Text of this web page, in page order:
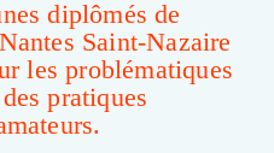
diplômés de
Saint-Nazaire
les problématiques
pratiques